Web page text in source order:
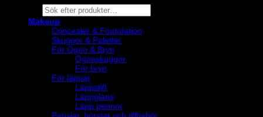
Products
search
Makeup
Concealer & Foundation
Skuggor & Paletter
För Ögon & Bryn
Ögonskuggor
För bryn
För läppar
Läppstift
Läppglans
Läpp pennor